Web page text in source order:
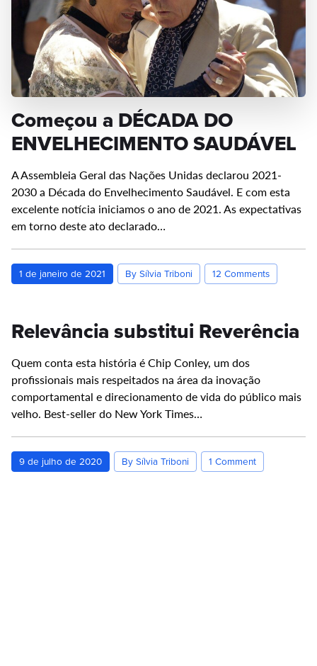
Começou a DÉCADA DO
ENVELHECIMENTO SAUDÁVEL
A Assembleia Geral das Nações Unidas declarou 2021-
2030 a Década do Envelhecimento Saudável. E com esta
excelente notícia iniciamos o ano de 2021. As expectativas
em torno deste ato declarado…
1 de janeiro de 2021 By Sílvia Triboni 12 Comments
Relevância substitui Reverência
Quem conta esta história é Chip Conley, um dos
profissionais mais respeitados na área da inovação
comportamental e direcionamento de vida do público mais
velho. Best-seller do New York Times…
9 de julho de 2020 By Sílvia Triboni 1 Comment